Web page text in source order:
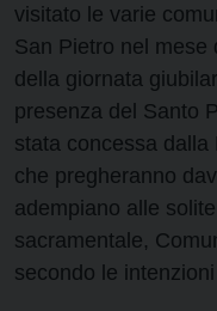
visitato le varie
San Pietro nel mese
della giornata
presenza del Santo
stata concessa dalla
che pregheranno
adempiano alle
sacramentale,
secondo le